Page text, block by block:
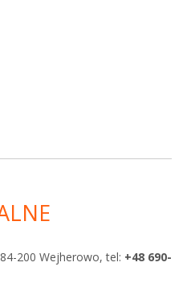
84-200 Wejherowo, tel: +48 690-